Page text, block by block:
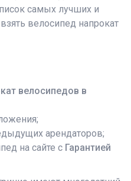
самых лучших и
велосипед напрокат
велосипедов в
арендаторов;
на сайте с Гарантией